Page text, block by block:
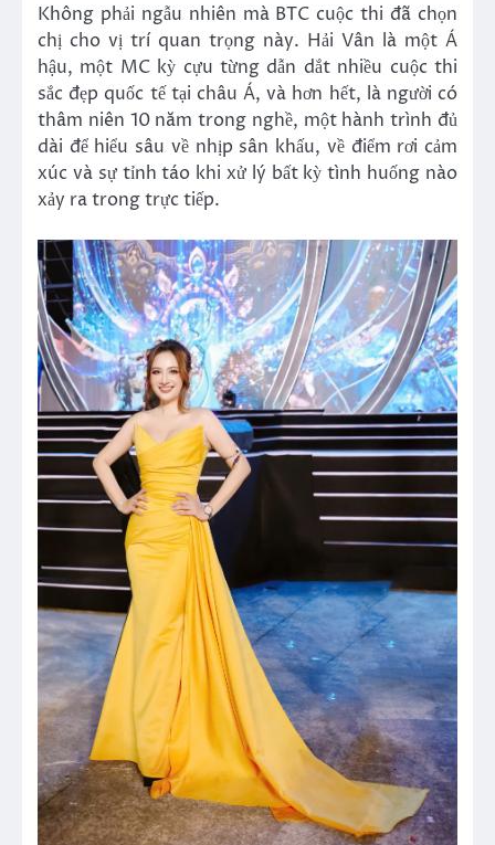
Không phải ngẫu nhiên mà BTC cuộc thi đã chọn
chị cho vị trí quan trọng này. Hải Vân là một Á
hậu, một MC kỳ cựu từng dẫn dắt nhiều cuộc thi
sắc đẹp quốc tế tại châu Á, và hơn hết, là người có
thâm niên 10 năm trong nghề, một hành trình đủ
dài để hiểu sâu về nhịp sân khấu, về điểm rơi cảm
xúc và sự tỉnh táo khi xử lý bất kỳ tình huống nào
xảy ra trong trực tiếp.